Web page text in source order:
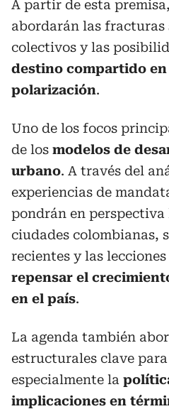
A partir de esta
abordarán las fracturas
colectivos y las
destino compartido en
polarización.
Uno de los focos
de los modelos de
urbano. A través del
experiencias de
pondrán en perspectiva
ciudades colombianas,
recientes y las
repensar el
en el país.
La agenda también
estructurales clave
especialmente la
implicaciones en